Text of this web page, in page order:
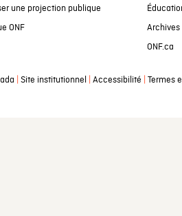
une projection publique
ONF
Archives
ONF.ca
Site institutionnel Accessibilité Termes